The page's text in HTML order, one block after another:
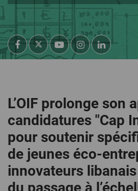
L’OIF prolonge son
candidatures "Cap
pour soutenir
de jeunes éco-
innovateurs